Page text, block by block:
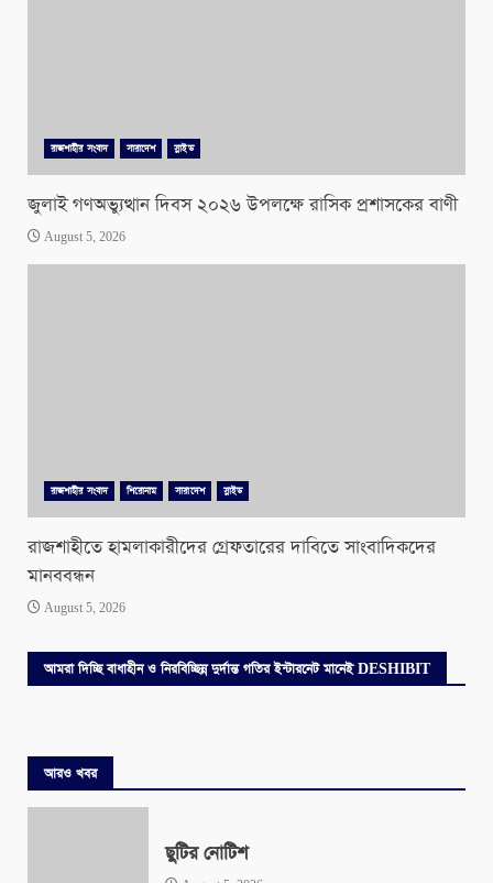
রাজশাহীর সংবাদ সারাদেশ স্লাইড
জুলাই গণঅভ্যুত্থান দিবস ২০২৬ উপলক্ষে রাসিক প্রশাসকের বাণী
August 5, 2026
রাজশাহীর সংবাদ শিরোনাম সারাদেশ স্লাইড
রাজশাহীতে হামলাকারীদের গ্রেফতারের দাবিতে সাংবাদিকদের
মানববন্ধন
August 5, 2026
আমরা দিচ্ছি বাধাহীন ও নিরবিচ্ছিন্ন দুর্দান্ত গতির ইন্টারনেট মানেই DESHIBIT
আরও খবর
ছুটির নোটিশ